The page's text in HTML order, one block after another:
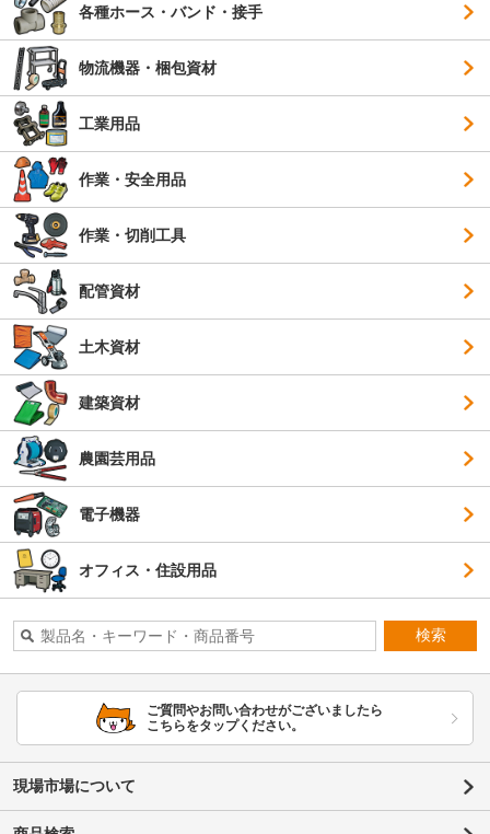
各種ホース・バンド・接手
物流機器・梱包資材
工業用品
作業・安全用品
作業・切削工具
配管資材
土木資材
建築資材
農園芸用品
電子機器
オフィス・住設用品
検索
ご質問やお問い合わせがございましたら
こちらをタップください。
現場市場について